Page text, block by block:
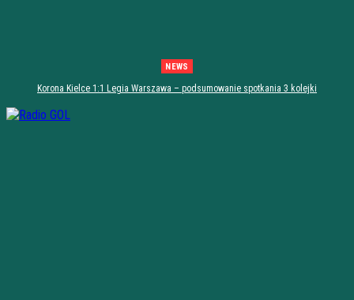
NEWS
Korona Kielce 1:1 Legia Warszawa – podsumowanie spotkania 3 kolejki